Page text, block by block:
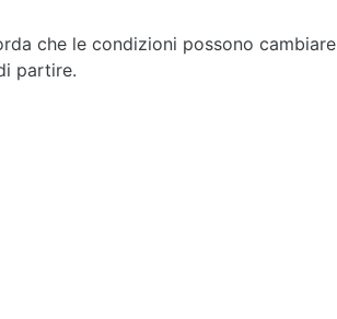
che le condizioni possono cambiare
partire.